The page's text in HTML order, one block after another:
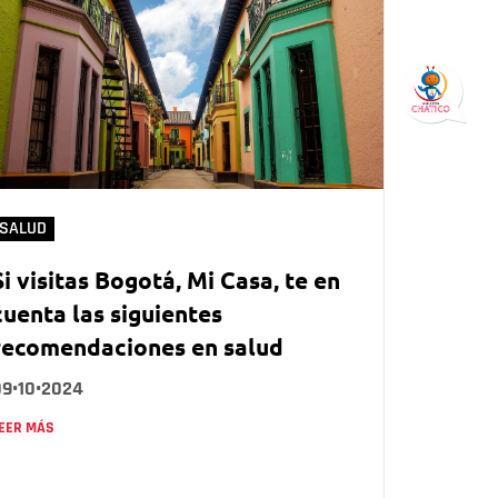
SALUD
visitas Bogotá, Mi Casa, te en
las siguientes
en salud
MÁS